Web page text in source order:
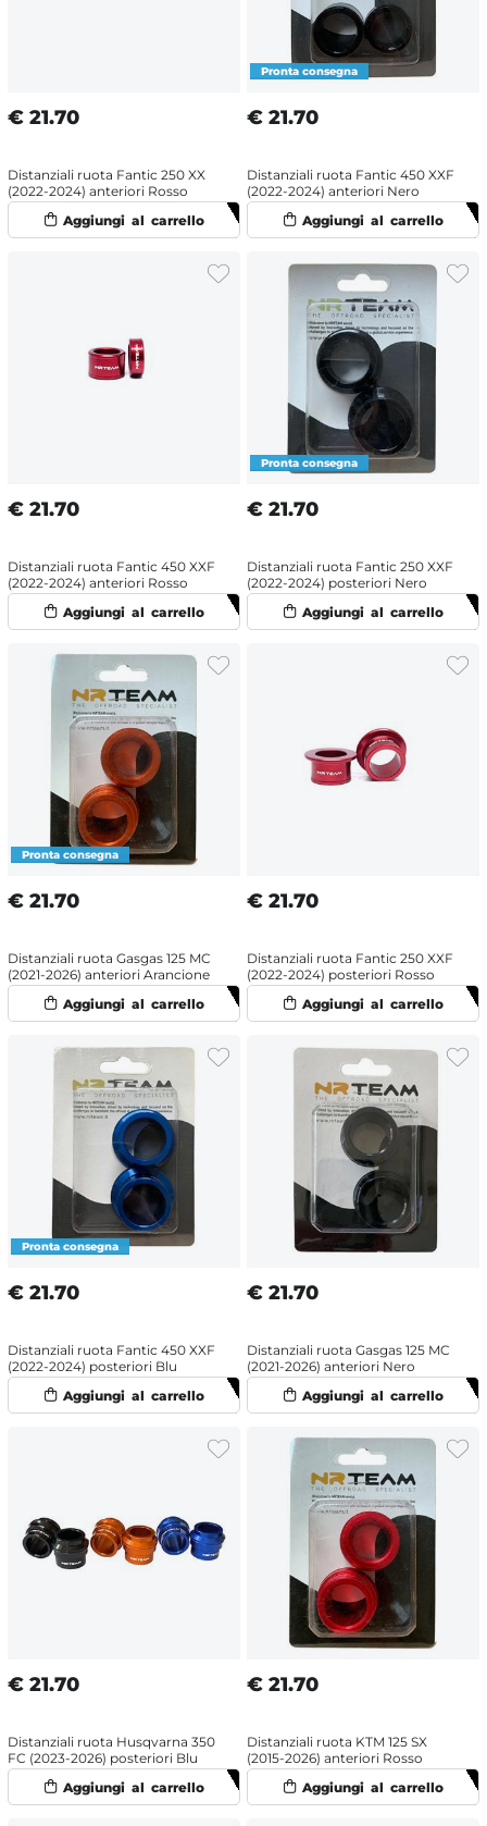
€ 21.70
Distanziali ruota Fantic 250 XX
(2022-2024) anteriori Rosso
€ 21.70
Distanziali ruota Fantic 450 XXF
(2022-2024) anteriori Nero
€ 21.70
Distanziali ruota Fantic 450 XXF
(2022-2024) anteriori Rosso
€ 21.70
Distanziali ruota Fantic 250 XXF
(2022-2024) posteriori Nero
€ 21.70
Distanziali ruota Gasgas 125 MC
(2021-2026) anteriori Arancione
€ 21.70
Distanziali ruota Fantic 250 XXF
(2022-2024) posteriori Rosso
€ 21.70
Distanziali ruota Fantic 450 XXF
(2022-2024) posteriori Blu
€ 21.70
Distanziali ruota Gasgas 125 MC
(2021-2026) anteriori Nero
€ 21.70
Distanziali ruota Husqvarna 350
FC (2023-2026) posteriori Blu
€ 21.70
Distanziali ruota KTM 125 SX
(2015-2026) anteriori Rosso